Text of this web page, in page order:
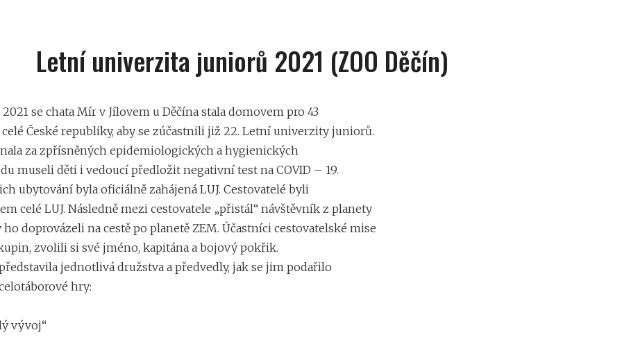
Letní univerzita juniorů 2021 (ZOO Děčín)
2021 se chata Mír v Jílovem u Děčína stala domovem pro 43
celé České republiky, aby se zúčastnili již 22. Letní univerzity juniorů.
za zpřísněných epidemiologických a hygienických
museli děti i vedoucí předložit negativní test na COVID – 19.
ubytování byla oficiálně zahájená LUJ. Cestovatelé byli
celé LUJ. Následně mezi cestovatele „přistál“ návštěvník z planety
ho doprovázeli na cestě po planetě ZEM. Účastníci cestovatelské mise
zvolili si své jméno, kapitána a bojový pokřik.
jednotlivá družstva a předvedly, jak se jim podařilo
hry:
vývoj“